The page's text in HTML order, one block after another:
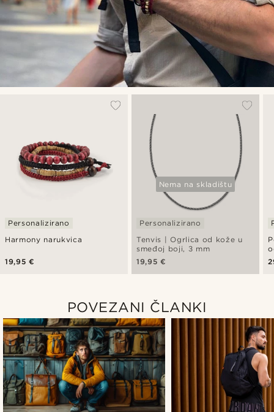
Harmony narukvica
Personalizirano
19,95 €
Nema na skladištu
Tenvis | Ogrlica od kože u
smeđoj boji, 3 mm
Personalizirano
19,95 €
POVEZANI ČLANKI